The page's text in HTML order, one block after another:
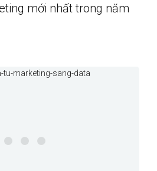
mới nhất trong năm